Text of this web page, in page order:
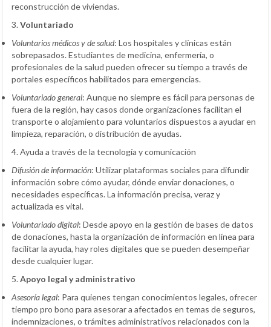
reconstrucción de viviendas.
3.Voluntariado
Voluntarios médicos y de salud: Los hospitales y clínicas están
sobrepasados. Estudiantes de medicina, enfermería, o
profesionales de la salud pueden ofrecer su tiempo a través de
portales específicos habilitados para emergencias.
Voluntariado general: Aunque no siempre es fácil para personas de
fuera de la región, hay casos donde organizaciones facilitan el
transporte o alojamiento para voluntarios dispuestos a ayudar en
limpieza, reparación, o distribución de ayudas.
4. Ayuda a través de la tecnología y comunicación
Difusión de información: Utilizar plataformas sociales para difundir
información sobre cómo ayudar, dónde enviar donaciones, o
necesidades específicas. La información precisa, veraz y
actualizada es vital.
Voluntariado digital: Desde apoyo en la gestión de bases de datos
de donaciones, hasta la organización de información en línea para
facilitar la ayuda, hay roles digitales que se pueden desempeñar
desde cualquier lugar.
5.Apoyo legal y administrativo
Asesoría legal: Para quienes tengan conocimientos legales, ofrecer
tiempo pro bono para asesorar a afectados en temas de seguros,
indemnizaciones, o trámites administrativos relacionados con la